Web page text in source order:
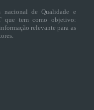
de Qualidade e
que tem como objetivo:
relevante para as